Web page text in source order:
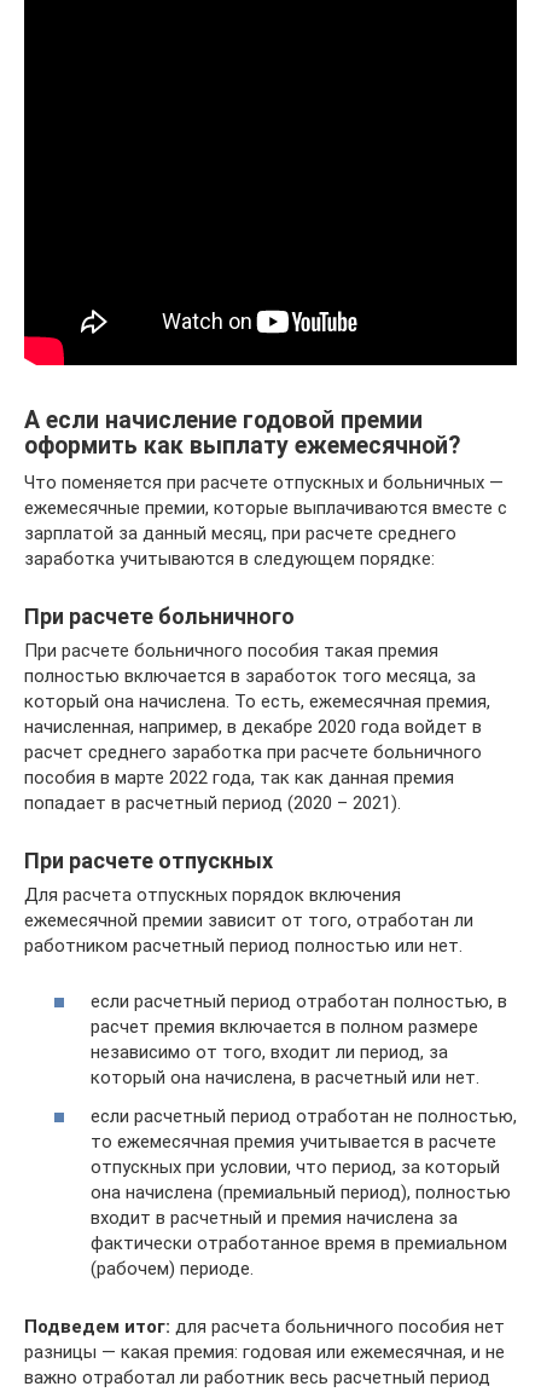
А если начисление годовой премии
оформить как выплату ежемесячной?
Что поменяется при расчете отпускных и больничных —
ежемесячные премии, которые выплачиваются вместе с
зарплатой за данный месяц, при расчете среднего
заработка учитываются в следующем порядке:
При расчете больничного
При расчете больничного пособия такая премия
полностью включается в заработок того месяца, за
который она начислена. То есть, ежемесячная премия,
начисленная, например, в декабре 2020 года войдет в
расчет среднего заработка при расчете больничного
пособия в марте 2022 года, так как данная премия
попадает в расчетный период (2020 – 2021).
При расчете отпускных
Для расчета отпускных порядок включения
ежемесячной премии зависит от того, отработан ли
работником расчетный период полностью или нет.
если расчетный период отработан полностью, в
расчет премия включается в полном размере
независимо от того, входит ли период, за
который она начислена, в расчетный или нет.
если расчетный период отработан не полностью,
то ежемесячная премия учитывается в расчете
отпускных при условии, что период, за который
она начислена (премиальный период), полностью
входит в расчетный и премия начислена за
фактически отработанное время в премиальном
(рабочем) периоде.
Подведем итог: для расчета больничного пособия нет
разницы — какая премия: годовая или ежемесячная, и не
важно отработал ли работник весь расчетный период